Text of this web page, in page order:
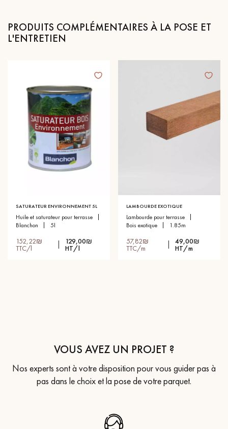
PRODUITS COMPLÉMENTAIRES À LA POSE ET
L'ENTRETIEN
SATURATEUR ENVIRONNEMENT 5L
huile et saturateur pour terrasse
blanchon
5l
152,22₪
TTC/l
129,00₪
HT/l
LAMBOURDE EXOTIQUE
lambourde pour terrasse
bois exotique
1.85m
57,82₪
TTC/m
49,00₪
HT/m
VOUS AVEZ UN PROJET ?
Nos experts sont à votre disposition pour vous guider pas à
pas dans le choix et la pose de votre parquet.